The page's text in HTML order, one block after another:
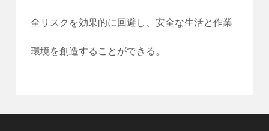
全リスクを効果的に回避し、安全な生活と作業
環境を創造することができる。